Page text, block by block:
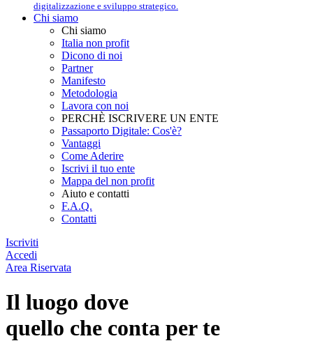
digitalizzazione e sviluppo strategico.
Chi siamo
Chi siamo
Italia non profit
Dicono di noi
Partner
Manifesto
Metodologia
Lavora con noi
PERCHÈ ISCRIVERE UN ENTE
Passaporto Digitale: Cos'è?
Vantaggi
Come Aderire
Iscrivi il tuo ente
Mappa del non profit
Aiuto e contatti
F.A.Q.
Contatti
Iscriviti
Accedi
Area Riservata
Il luogo dove
quello che conta per te